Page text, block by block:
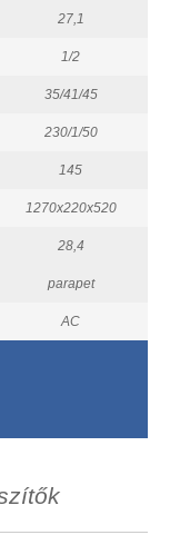
27,1
1/2
35/41/45
230/1/50
145
1270x220x520
28,4
parapet
AC